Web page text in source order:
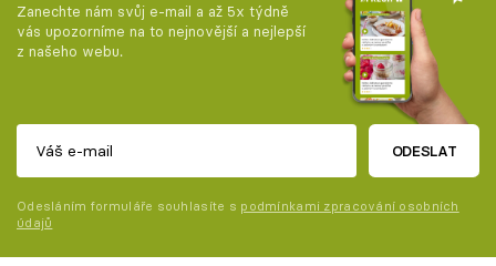
Zanechte nám svůj e-mail a až 5x týdně
vás upozorníme na to nejnovější a nejlepší
z našeho webu.
ODESLAT
Odesláním formuláře souhlasíte s podmínkami zpracování osobních
údajů